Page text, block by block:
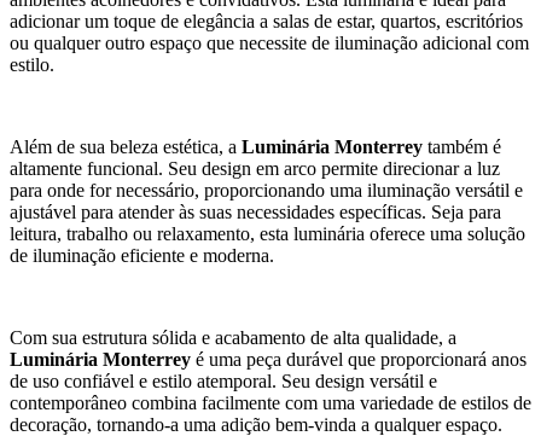
adicionar um toque de elegância a salas de estar, quartos, escritórios
ou qualquer outro espaço que necessite de iluminação adicional com
estilo.
Além de sua beleza estética, a Luminária Monterrey também é
altamente funcional. Seu design em arco permite direcionar a luz
para onde for necessário, proporcionando uma iluminação versátil e
ajustável para atender às suas necessidades específicas. Seja para
leitura, trabalho ou relaxamento, esta luminária oferece uma solução
de iluminação eficiente e moderna.
Com sua estrutura sólida e acabamento de alta qualidade, a
Luminária Monterrey é uma peça durável que proporcionará anos
de uso confiável e estilo atemporal. Seu design versátil e
contemporâneo combina facilmente com uma variedade de estilos de
decoração, tornando-a uma adição bem-vinda a qualquer espaço.